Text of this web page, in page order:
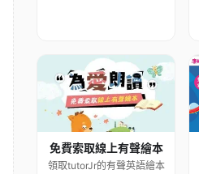
免費索取線上有聲繪本
領取tutorJr的有聲英語繪本